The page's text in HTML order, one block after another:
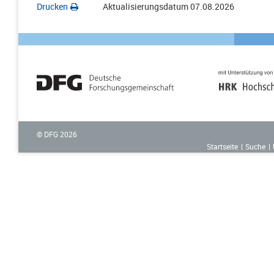
Drucken Aktualisierungsdatum07.08.2026
© DFG 2026
Startseite
Suche